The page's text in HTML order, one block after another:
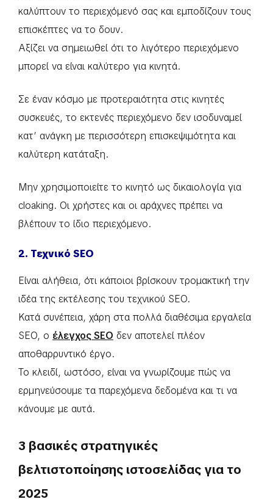
καλύπτουν το περιεχόμενό σας και εμποδίζουν τους
επισκέπτες να το δουν.
Αξίζει να σημειωθεί ότι το λιγότερο περιεχόμενο
μπορεί να είναι καλύτερο για κινητά.
Σε έναν κόσμο με προτεραιότητα στις κινητές
συσκευές, το εκτενές περιεχόμενο δεν ισοδυναμεί
κατ’ ανάγκη με περισσότερη επισκεψιμότητα και
καλύτερη κατάταξη.
Μην χρησιμοποιείτε το κινητό ως δικαιολογία για
cloaking. Οι χρήστες και οι αράχνες πρέπει να
βλέπουν το ίδιο περιεχόμενο.
2. Τεχνικό SEO
Είναι αλήθεια, ότι κάποιοι βρίσκουν τρομακτική την
ιδέα της εκτέλεσης του τεχνικού SEO.
Κατά συνέπεια, χάρη στα πολλά διαθέσιμα εργαλεία
SEO, ο έλεγχος SEO δεν αποτελεί πλέον
αποθαρρυντικό έργο.
Το κλειδί, ωστόσο, είναι να γνωρίζουμε πώς να
ερμηνεύσουμε τα παρεχόμενα δεδομένα και τι να
κάνουμε με αυτά.
3 βασικές στρατηγικές
βελτιστοποίησης ιστοσελίδας για το
2025